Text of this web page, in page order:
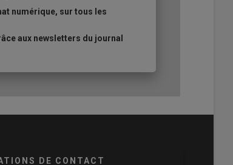
numérique, sur tous les
aux newsletters du journal
DE CONTACT